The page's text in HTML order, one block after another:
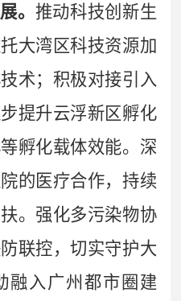
。 推动科技创新生
大湾区科技资源加
术；积极对接引入
提升云浮新区孵化
孵化载体效能。深
的医疗合作，持续
。强化多污染物协
联控，切实守护大
融入广州都市圈建